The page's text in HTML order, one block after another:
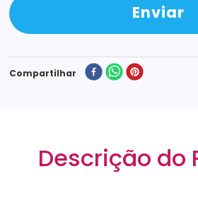
Enviar
Compartilhar
Descrição do